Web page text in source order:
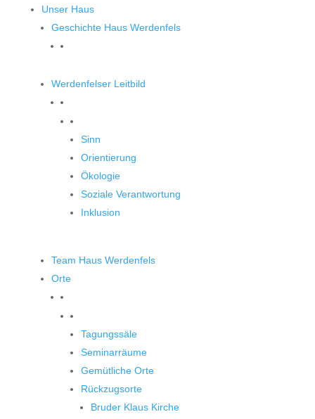
Unser Haus
Geschichte Haus Werdenfels
Werdenfelser Leitbild
Sinn
Orientierung
Ökologie
Soziale Verantwortung
Inklusion
Team Haus Werdenfels
Orte
Tagungssäle
Seminarräume
Gemütliche Orte
Rückzugsorte
Bruder Klaus Kirche